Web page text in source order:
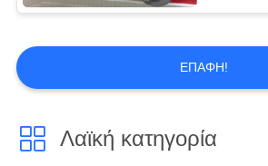
ΕΠΑΦΉ!
Λαϊκή κατηγορία